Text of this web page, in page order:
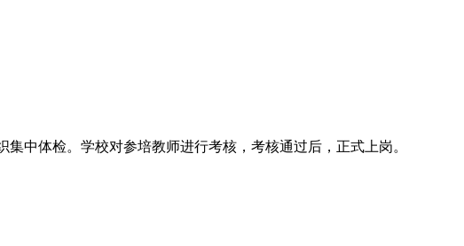
中体检。学校对参培教师进行考核，考核通过后，正式上岗。